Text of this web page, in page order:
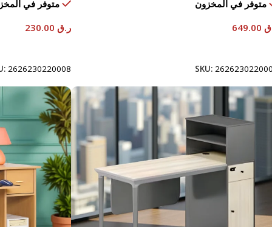
متوفر في المخزون
SKU:
متوفر في
ر.ق
2626230220008